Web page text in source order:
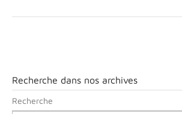
Recherche dans nos archives